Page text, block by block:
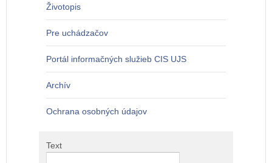
Životopis
Pre uchádzačov
Portál informačných služieb CIS UJS
Archív
Ochrana osobných údajov
Text